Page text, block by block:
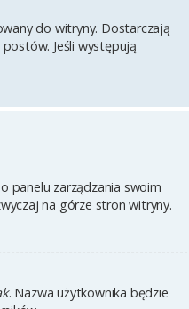
do witryny. Dostarczają
Jeśli występują
panelu zarządzania swoim
na górze stron witryny.
. Nazwa użytkownika będzie